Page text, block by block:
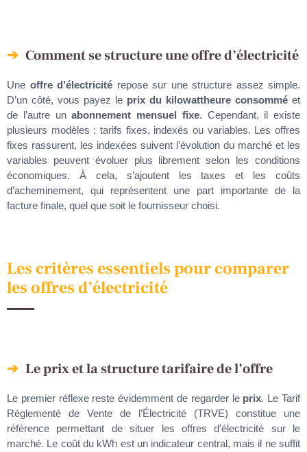
Comment se structure une offre d’électricité
Une offre d’électricité repose sur une structure assez simple.
D’un côté, vous payez le prix du kilowattheure consommé et
de l’autre unabonnement mensuel fixe. Cependant, il existe
plusieurs modèles : tarifs fixes, indexés ou variables. Les offres
fixes rassurent, les indexées suivent l’évolution du marché et les
variables peuvent évoluer plus librement selon les conditions
économiques. À cela, s’ajoutent les taxes et les coûts
d’acheminement, qui représentent une part importante de la
facture finale, quel que soit le fournisseur choisi.
Les critères essentiels pour comparer
les offres d’électricité
Le prix et la structure tarifaire de l’offre
Le premier réflexe reste évidemment de regarder le prix. Le Tarif
Réglementé de Vente de l’Électricité (TRVE) constitue une
référence permettant de situer les offres d’électricité sur le
marché. Le coût du kWh est un indicateur central, mais il ne suffit